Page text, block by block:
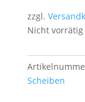
zzgl.
Nicht vorrätig
Scheiben